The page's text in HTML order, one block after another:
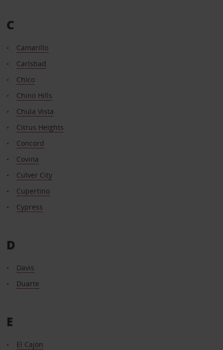
C
Camarillo
Carlsbad
Chico
Chino Hills
Chula Vista
Citrus Heights
Concord
Covina
Culver City
Cupertino
Cypress
D
Davis
Duarte
E
El Cajon